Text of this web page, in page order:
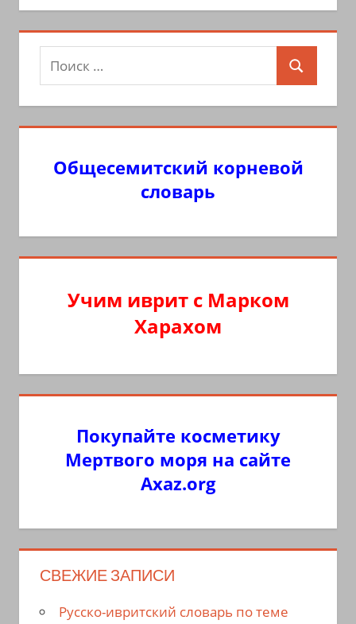
Поиск
для:
Поиск
Общесемитский корневой
словарь
Учим иврит с Марком
Харахом
Покупайте косметику
Мертвого моря на сайте
Axaz.org
СВЕЖИЕ ЗАПИСИ
Русско-ивритский словарь по теме